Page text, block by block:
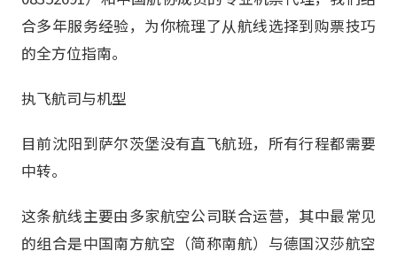
合多年服务经验，为你梳理了从航线选择到购票技巧
的全方位指南。
执飞航司与机型
目前沈阳到萨尔茨堡没有直飞航班，所有行程都需要
中转。
这条航线主要由多家航空公司联合运营，其中最常见
的组合是中国南方航空（简称南航）与德国汉莎航空